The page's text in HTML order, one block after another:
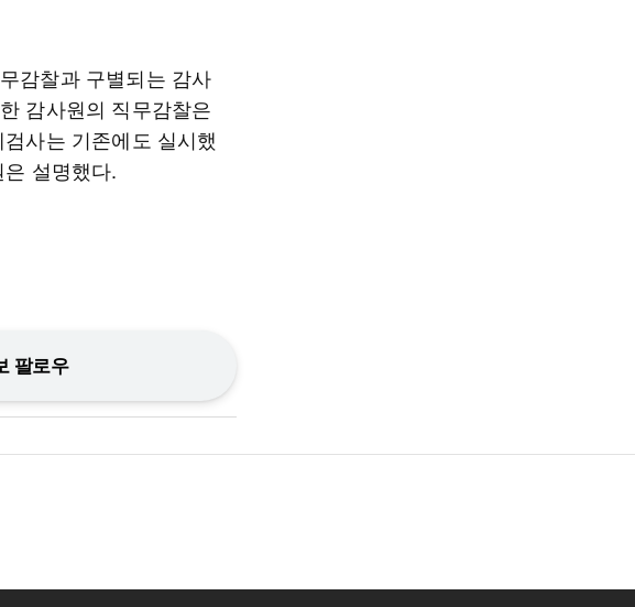
감찰과 구별되는 감사
감사원의 직무감찰은
사는 기존에도 실시했
설명했다.
팔로우